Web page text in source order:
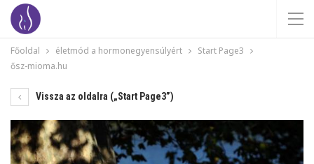
Főoldal életmód a hormonegyensúlyért
Start Page3
ősz-mioma.hu
Vissza az oldalra („Start Page3”)